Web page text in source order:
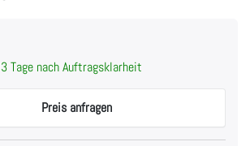
Tage nach Auftragsklarheit
Preis anfragen